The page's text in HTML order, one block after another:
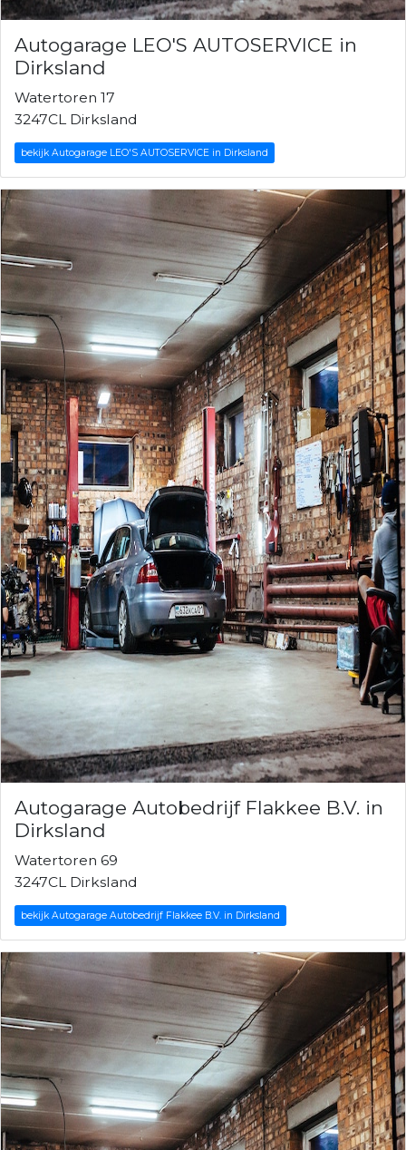
Autogarage LEO'S AUTOSERVICE in
Dirksland
Watertoren 17
3247CL Dirksland
bekijk Autogarage LEO'S AUTOSERVICE in Dirksland
Autogarage Autobedrijf Flakkee B.V. in
Dirksland
Watertoren 69
3247CL Dirksland
bekijk Autogarage Autobedrijf Flakkee B.V. in Dirksland